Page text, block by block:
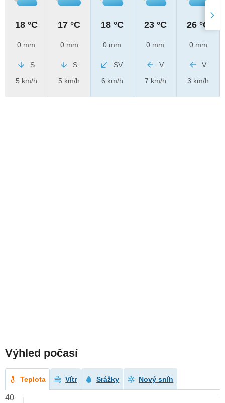
18 °C
0 mm
S
5 km/h
17 °C
0 mm
S
5 km/h
18 °C
0 mm
SV
6 km/h
23 °C
0 mm
V
7 km/h
26 °C
0 mm
V
3 km/h
Výhled počasí
Teplota Vítr Srážky Nový sníh
40